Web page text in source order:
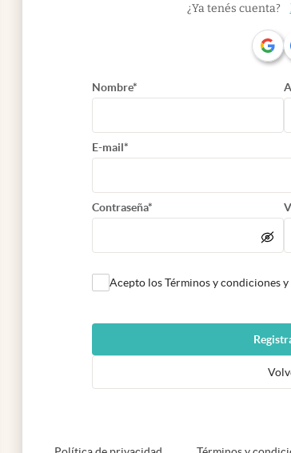
¿Ya tenés cuenta?
Nombre*
E-mail*
Contraseña*
Acepto los Términos y condiciones